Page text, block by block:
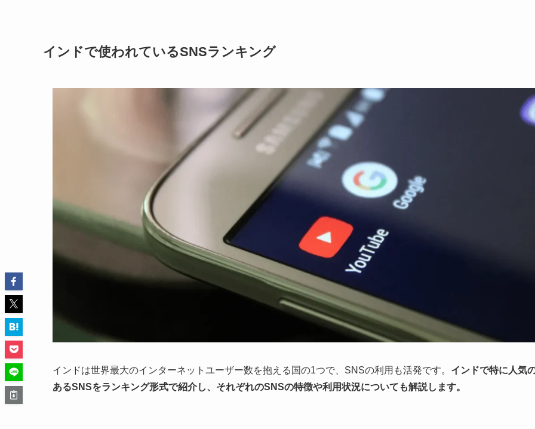
インドで使われているSNSランキング
インドは世界最大のインターネットユーザー数を抱える国の1つで、SNSの利用も活発です。 インドで特に人気
あるSNSをランキング形式で紹介し、それぞれのSNSの特徴や利用状況についても解説します。